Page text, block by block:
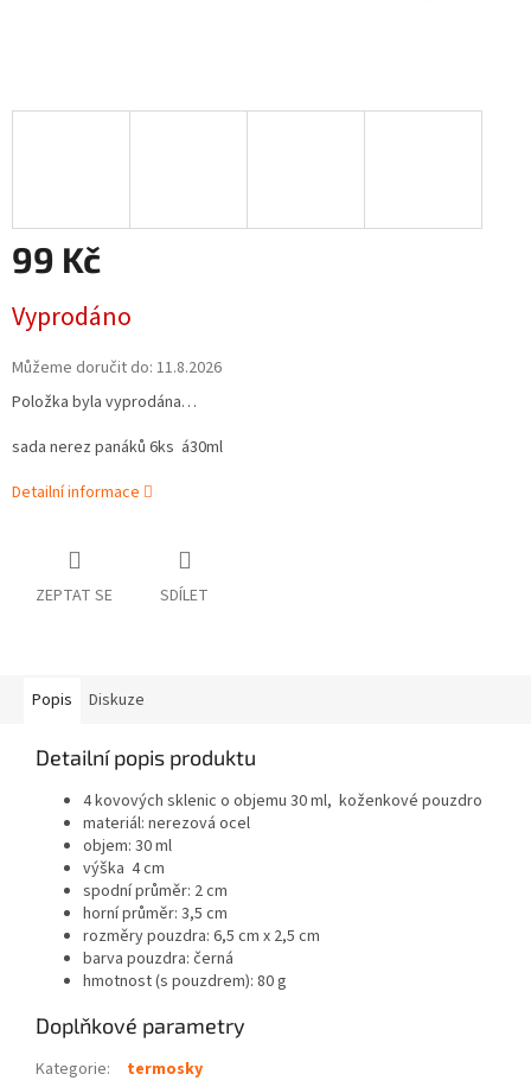
99 Kč
cena:
Vyprodáno
Můžeme doručit do: 11.8.2026
Položka byla vyprodána…
sada nerez panáků 6ks á30ml
Detailní informace
ZEPTAT SE SDÍLET
Popis Diskuze
Detailní popis produktu
4 kovových sklenic o objemu 30 ml, koženkové pouzdro
materiál: nerezová ocel
objem: 30 ml
výška 4 cm
spodní průměr: 2 cm
horní průměr: 3,5 cm
rozměry pouzdra: 6,5 cm x 2,5 cm
barva pouzdra: černá
hmotnost (s pouzdrem): 80 g
Doplňkové parametry
Kategorie:
termosky